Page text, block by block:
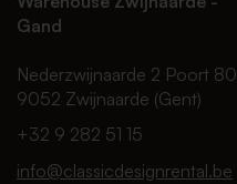
Gand
Nederzwijnaarde 2 Poort 80
9052 Zwijnaarde (Gent)
+32 9 282 51 15
info@classicdesignrental.be